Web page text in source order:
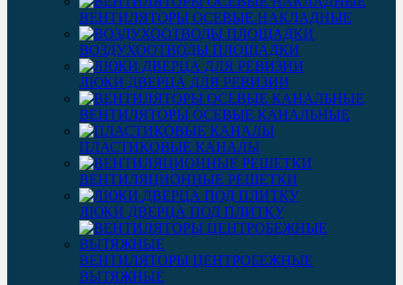
ВЕНТИЛЯТОРЫ ОСЕВЫЕ НАКЛАДНЫЕ
ВОЗДУХООТВОДЫ ПЛОЩАДКИ
ЛЮКИ ДВЕРЦА ДЛЯ РЕВИЗИИ
ВЕНТИЛЯТОРЫ ОСЕВЫЕ КАНАЛЬНЫЕ
ПЛАСТИКОВЫЕ КАНАЛЫ
ВЕНТИЛЯЦИОННЫЕ РЕШЕТКИ
ЛЮКИ ДВЕРЦА ПОД ПЛИТКУ
ВЕНТИЛЯТОРЫ ЦЕНТРОБЕЖНЫЕ
ВЫТЯЖНЫЕ